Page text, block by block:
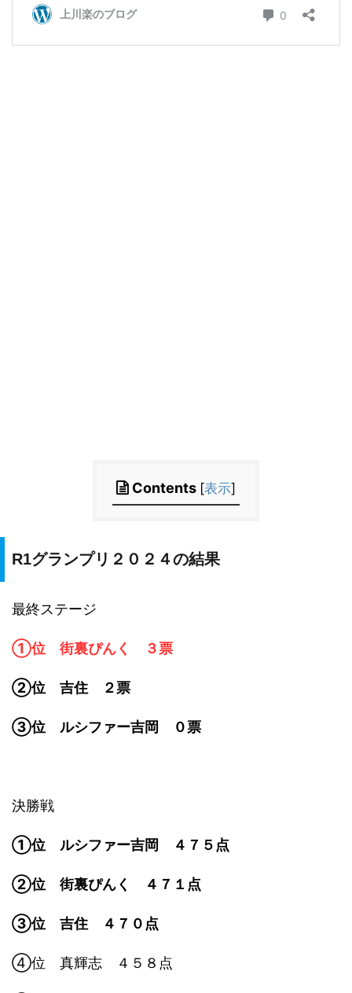
Contents [表示]
R1グランプリ２０２４の結果
最終ステージ
①位 街裏ぴんく ３票
②位 吉住 ２票
③位 ルシファー吉岡 ０票
決勝戦
①位 ルシファー吉岡 ４７５点
②位 街裏ぴんく ４７１点
③位 吉住 ４７０点
④位 真輝志 ４５８点